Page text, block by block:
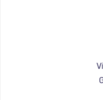
Ремонт
Ремонт